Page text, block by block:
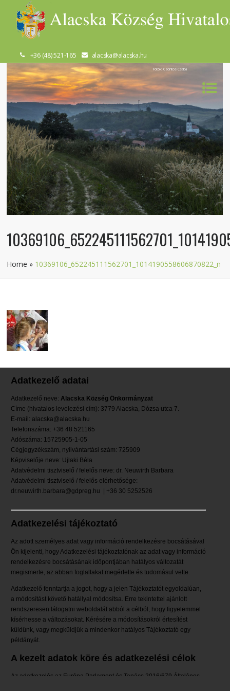
+36 (48) 521-165 alacska@alacska.hu
Fotók: Csontos Csaba
Home » 10369106_652245111562701_1014190558606870822_n